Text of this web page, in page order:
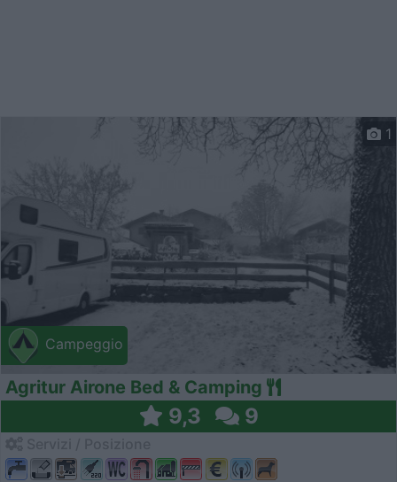
Campeggio
1
Agritur Airone Bed & Camping
9,3 9